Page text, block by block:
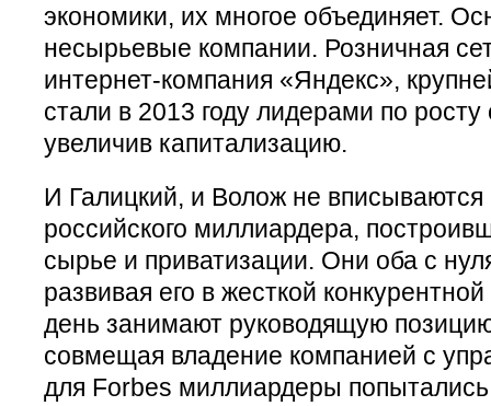
экономики, их многое объединяет.
несырьевые компании. Розничная
интернет-компания «Яндекс»,
стали в 2013 году лидерами по
увеличив капитализацию.
И Галицкий, и Волож не вписываются
российского миллиардера,
сырье и приватизации. Они оба с
развивая его в жесткой
день занимают руководящую
совмещая владение компанией с
для Forbes миллиардеры